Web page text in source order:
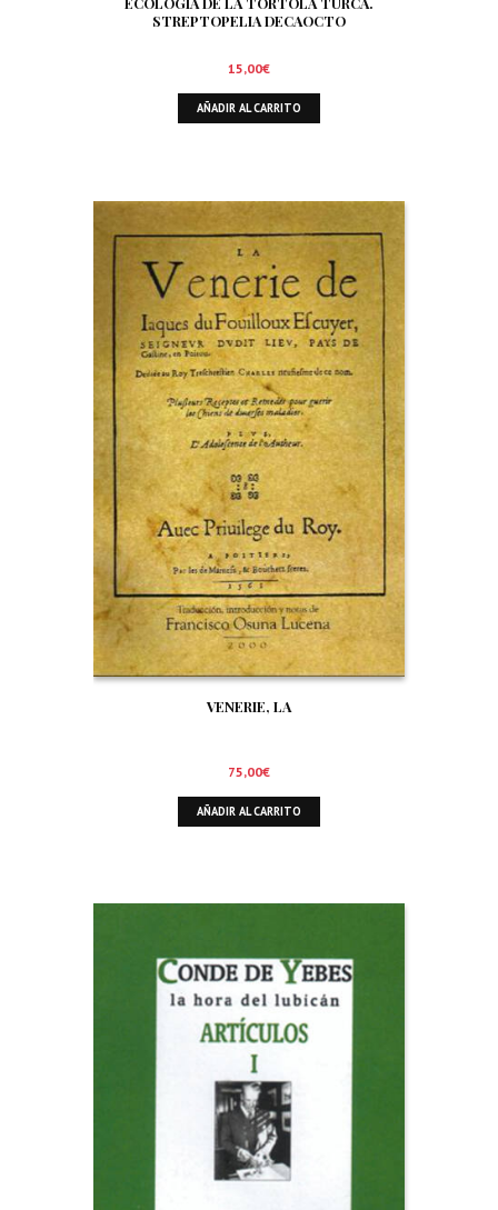
STREPTOPELIA DECAOCTO
15,00€
AÑADIR AL CARRITO
VENERIE, LA
75,00€
AÑADIR AL CARRITO